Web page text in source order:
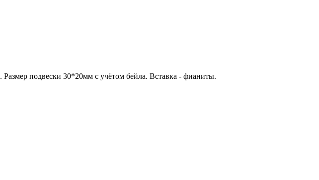
. Размер подвески 30*20мм с учётом бейла. Вставка - фианиты.